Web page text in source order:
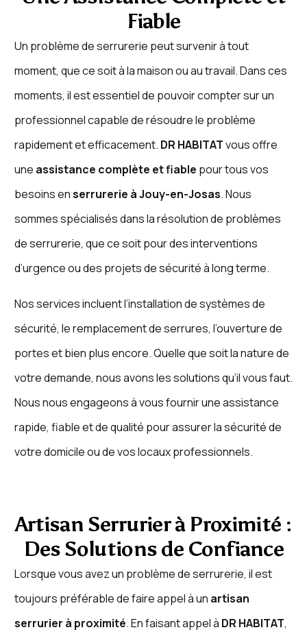
Fiable
Un problème de serrurerie peut survenir à tout
moment, que ce soit à la maison ou au travail. Dans ces
moments, il est essentiel de pouvoir compter sur un
professionnel capable de résoudre le problème
rapidement et efficacement. DR HABITATvous offre
une assistance complète et fiable pour tous vos
besoins enserrurerie à Jouy-en-Josas. Nous
sommes spécialisés dans la résolution de problèmes
de serrurerie, que ce soit pour des interventions
d’urgence ou des projets de sécurité à long terme.
Nos services incluent l’installation de systèmes de
sécurité, le remplacement de serrures, l’ouverture de
portes et bien plus encore. Quelle que soit la nature de
votre demande, nous avons les solutions qu’il vous faut.
Nous nous engageons à vous fournir une assistance
rapide, fiable et de qualité pour assurer la sécurité de
votre domicile ou de vos locaux professionnels.
Artisan Serrurier à Proximité :
Des Solutions de Confiance
Lorsque vous avez un problème de serrurerie, il est
toujours préférable de faire appel à un artisan
serrurier à proximité. En faisant appel à DR HABITAT,